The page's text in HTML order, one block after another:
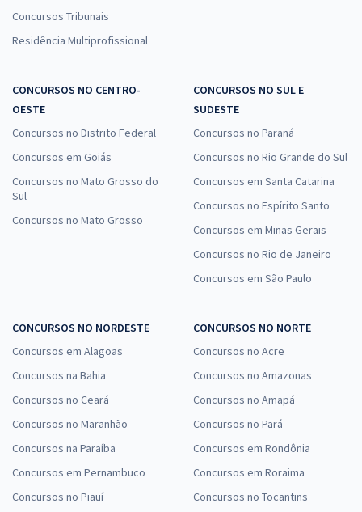
Concursos Tribunais
Residência Multiprofissional
CONCURSOS NO CENTRO-
OESTE
Concursos no Distrito Federal
Concursos em Goiás
Concursos no Mato Grosso do
Sul
Concursos no Mato Grosso
CONCURSOS NO SUL E
SUDESTE
Concursos no Paraná
Concursos no Rio Grande do Sul
Concursos em Santa Catarina
Concursos no Espírito Santo
Concursos em Minas Gerais
Concursos no Rio de Janeiro
Concursos em São Paulo
CONCURSOS NO NORDESTE
Concursos em Alagoas
Concursos na Bahia
Concursos no Ceará
Concursos no Maranhão
Concursos na Paraíba
Concursos em Pernambuco
Concursos no Piauí
CONCURSOS NO NORTE
Concursos no Acre
Concursos no Amazonas
Concursos no Amapá
Concursos no Pará
Concursos em Rondônia
Concursos em Roraima
Concursos no Tocantins